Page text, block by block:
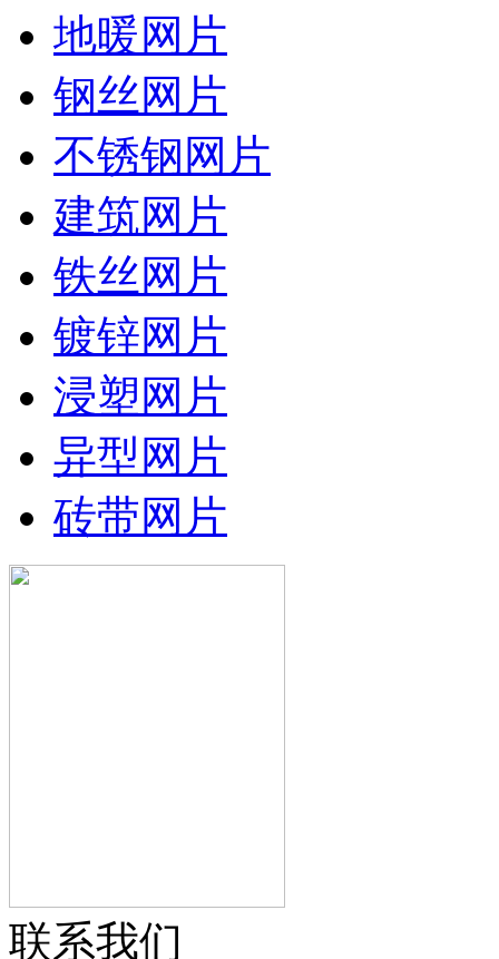
地暖网片
钢丝网片
不锈钢网片
建筑网片
铁丝网片
镀锌网片
浸塑网片
异型网片
砖带网片
联系我们